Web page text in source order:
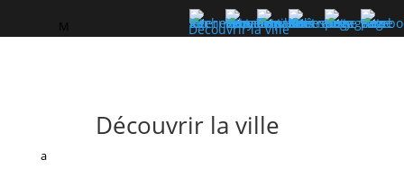
a
M Découvrir la ville
Découvrir la ville